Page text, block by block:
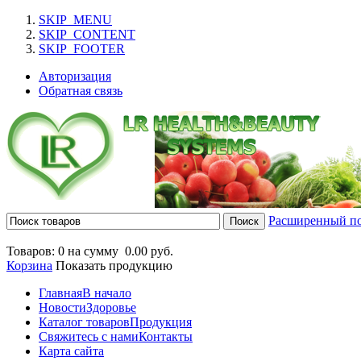
SKIP_MENU
SKIP_CONTENT
SKIP_FOOTER
Авторизация
Обратная связь
Расширенный
Товаров: 0 на сумму 0.00 руб.
Корзина Показать продукцию
ГлавнаяВ начало
НовостиЗдоровье
Каталог товаровПродукция
Свяжитесь с намиКонтакты
Карта сайта